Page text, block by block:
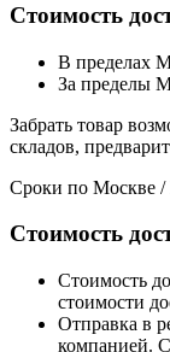
Стоимость
В пределах
За пределы
Забрать товар
складов,
Сроки по Москве
Стоимость
Стоимость
стоимости
Отправка в
компанией.